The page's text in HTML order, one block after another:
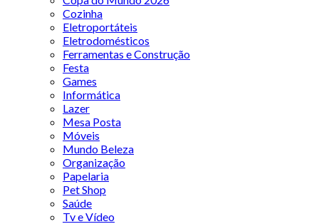
Cozinha
Eletroportáteis
Eletrodomésticos
Ferramentas e Construção
Festa
Games
Informática
Lazer
Mesa Posta
Móveis
Mundo Beleza
Organização
Papelaria
Pet Shop
Saúde
Tv e Vídeo